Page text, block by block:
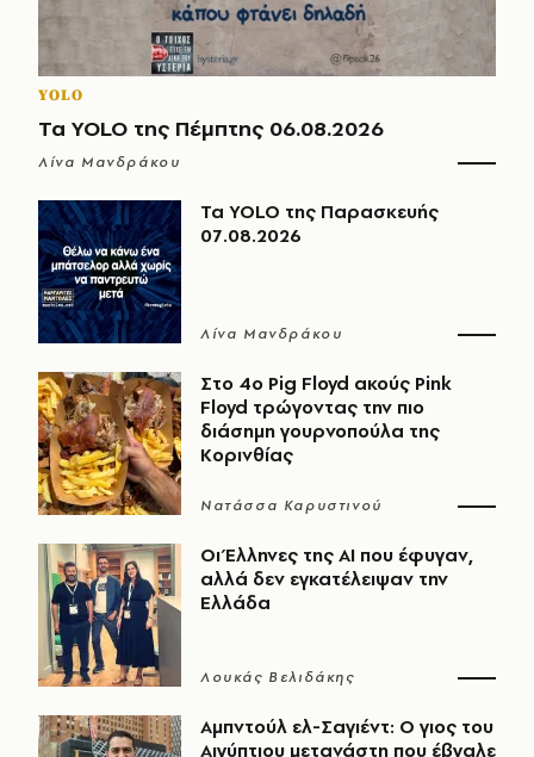
YOLO
Τα YOLO της Πέμπτης 06.08.2026
Λίνα Μανδράκου
Τα YOLO της Παρασκευής
07.08.2026
Λίνα Μανδράκου
Στο 4ο Pig Floyd ακούς Pink
Floyd τρώγοντας την πιο
διάσημη γουρνοπούλα της
Κορινθίας
Νατάσσα Καρυστινού
Οι Έλληνες της ΑΙ που έφυγαν,
αλλά δεν εγκατέλειψαν την
Ελλάδα
Λουκάς Βελιδάκης
Αμπντούλ ελ-Σαγιέντ: Ο γιος του
Αιγύπτιου μετανάστη που έβγαλε